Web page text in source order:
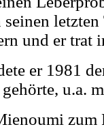
und er trat
er 1981
u.a.